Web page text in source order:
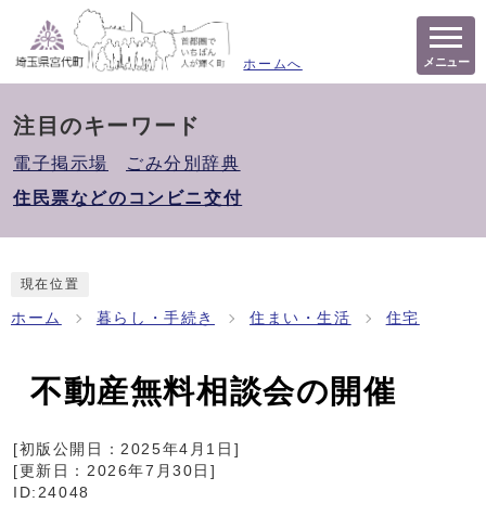
ホームへ メニュー
注目のキーワード
電子掲示場
ごみ分別辞典
住民票などのコンビニ交付
現在位置
ホーム 暮らし・手続き 住まい・生活 住宅
不動産無料相談会の開催
[初版公開日：2025年4月1日 ]
[更新日： 2026年7月30日 ]
ID:24048